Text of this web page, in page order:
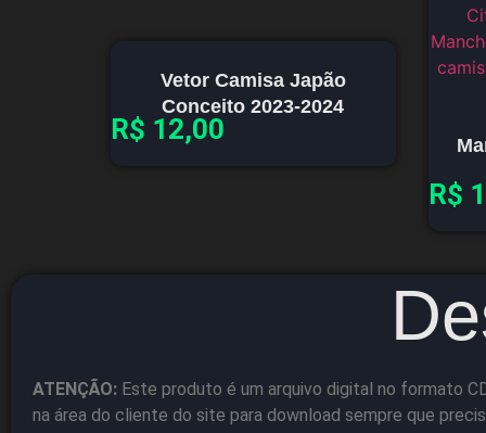
Vetor Camisa Japão
Conceito 2023-2024
R$ 12,00
R$
ATENÇÃO: Este produto é um arquivo digital no formato
na área do cliente do site para download sempre que